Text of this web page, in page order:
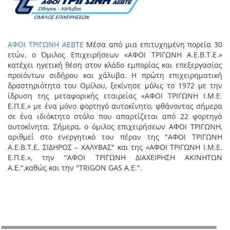
ΑΦΟΙ ΤΡΙΓΩΝΗ ΑΕΒΤΕ Μέσα από μια επιτυχημένη πορεία 30
ετών, ο Όμιλος Επιχειρήσεων «ΑΦΟΙ ΤΡΙΓΩΝΗ Α.Ε.Β.Τ.Ε.»
κατέχει ηγετική θέση στον κλάδο εμπορίας και επεξεργασίας
προϊόντων σιδήρου και χάλυβα. Η πρώτη επιχειρηματική
δραστηριότητα του Ομίλου, ξεκίνησε μόλις το 1972 με την
ίδρυση της μεταφορικής εταιρείας «ΑΦΟΙ ΤΡΙΓΩΝΗ Ι.Μ.Ε.
Ε.Π.Ε.» με ένα μόνο φορτηγό αυτοκίνητο, φθάνοντας σήμερα
σε ένα ιδιόκτητο στόλο που απαρτίζεται από 22 φορτηγά
αυτοκίνητα. Σήμερα, ο όμιλος επιχειρήσεων ΑΦΟΙ ΤΡΙΓΩΝΗ,
αριθμεί στο ενεργητικό του πέραν της "ΑΦΟΙ ΤΡΙΓΩΝΗ
Α.Ε.Β.Τ.Ε. ΣΙΔΗΡΟΣ – ΧΑΛΥΒΑΣ" και της «ΑΦΟΙ ΤΡΙΓΩΝΗ Ι.Μ.Ε.
Ε.Π.Ε.», την "ΑΦΟΙ ΤΡΙΓΩΝΗ ΔΙΑΧΕΙΡΗΣΗ ΑΚΙΝΗΤΩΝ
Α.Ε.",καθώς και την "TRIGON GAS A.E.".